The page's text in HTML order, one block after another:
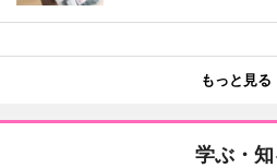
もっと見る
学ぶ・知